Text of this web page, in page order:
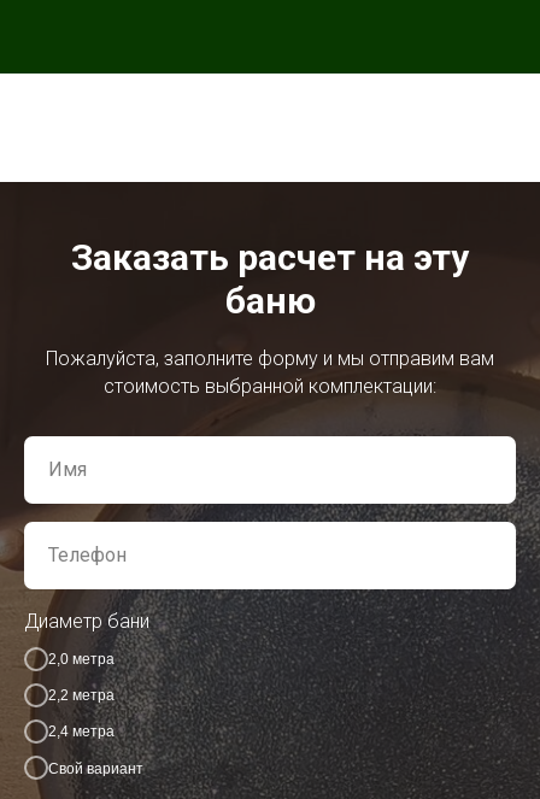
Заказать расчет на эту
баню
Пожалуйста, заполните форму и мы отправим вам
стоимость выбранной комплектации:
Диаметр бани
2,0 метра
2,2 метра
2,4 метра
Свой вариант